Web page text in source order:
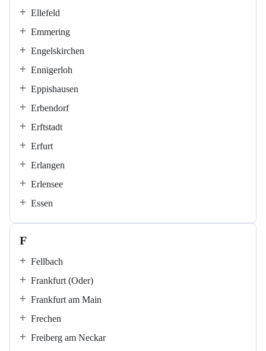
Ellefeld
Emmering
Engelskirchen
Ennigerloh
Eppishausen
Erbendorf
Erftstadt
Erfurt
Erlangen
Erlensee
Essen
F
Fellbach
Frankfurt (Oder)
Frankfurt am Main
Frechen
Freiberg am Neckar